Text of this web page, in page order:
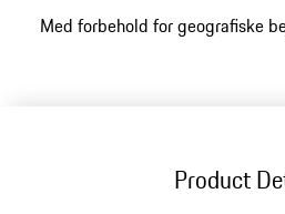
Med forbehold for geografiske
Product